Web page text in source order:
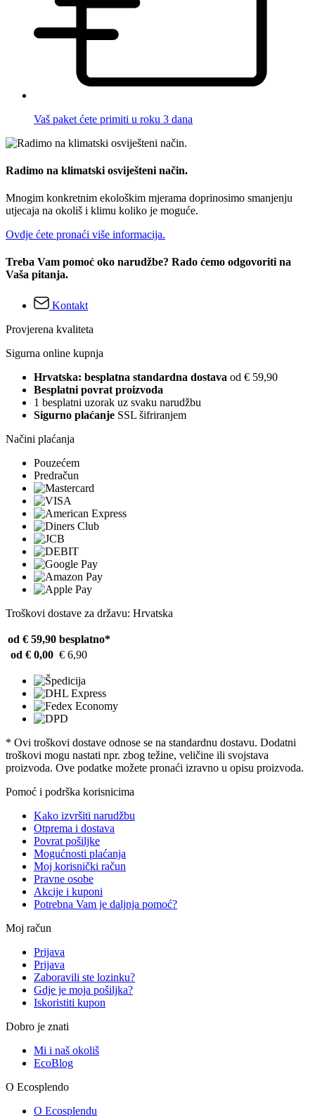
Vaš paket ćete primiti u roku 3 dana
Radimo na klimatski osviješteni način.
Mnogim konkretnim ekološkim mjerama doprinosimo smanjenju
utjecaja na okoliš i klimu koliko je moguće.
Ovdje ćete pronaći više informacija.
Treba Vam pomoć oko narudžbe? Rado ćemo odgovoriti na
Vaša pitanja.
Kontakt
Provjerena kvaliteta
Sigurna online kupnja
Hrvatska: besplatna standardna dostava od € 59,90
Besplatni povrat proizvoda
1 besplatni uzorak uz svaku narudžbu
Sigurno plaćanje SSL šifriranjem
Načini plaćanja
Pouzećem
Predračun
Troškovi dostave za državu: Hrvatska
od € 59,90 besplatno*
od € 0,00 € 6,90
* Ovi troškovi dostave odnose se na standardnu ​​dostavu. Dodatni
troškovi mogu nastati npr. zbog težine, veličine ili svojstava
proizvoda. Ove podatke možete pronaći izravno u opisu proizvoda.
Pomoć i podrška korisnicima
Kako izvršiti narudžbu
Otprema i dostava
Povrat pošiljke
Mogućnosti plaćanja
Moj korisnički račun
Pravne osobe
Akcije i kuponi
Potrebna Vam je daljnja pomoć?
Moj račun
Prijava
Prijava
Zaboravili ste lozinku?
Gdje je moja pošiljka?
Iskoristiti kupon
Dobro je znati
Mi i naš okoliš
EcoBlog
O Ecosplendo
O Ecosplendu